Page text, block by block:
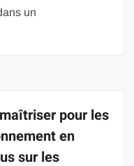
un
pour les
en
sur les